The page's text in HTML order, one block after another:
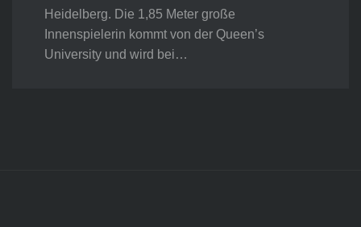
Heidelberg. Die 1,85 Meter große
Innenspielerin kommt von der Queen’s
University und wird bei…